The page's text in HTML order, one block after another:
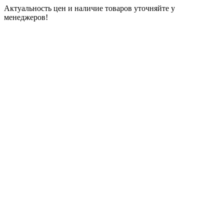
Актуальность цен и наличие товаров уточняйте у
менеджеров!